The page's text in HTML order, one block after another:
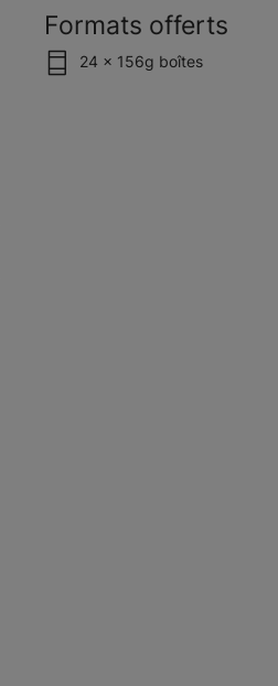
Formats offerts
24 x 156g boîtes